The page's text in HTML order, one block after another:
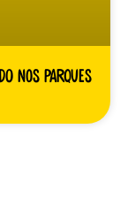
nos parques